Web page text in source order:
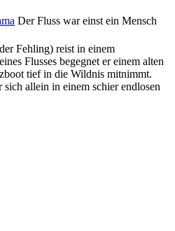
Der Fluss war einst ein Mensch
Fehling) reist in einem
Flusses begegnet er einem alten
tief in die Wildnis mitnimmt.
allein in einem schier endlosen